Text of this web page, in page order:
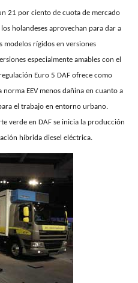
21 por ciento de cuota de mercado
holandeses aprovechan para dar a
modelos rígidos en versiones
especialmente amables con el
Euro 5 DAF ofrece como
EEV menos dañina en cuanto a
el trabajo en entorno urbano.
verde en DAF se inicia la producción
híbrida diesel eléctrica.